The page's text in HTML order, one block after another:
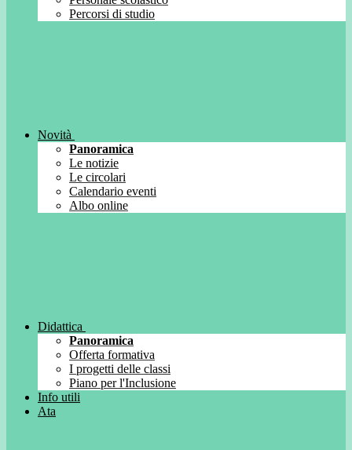
Percorsi di studio
Novità
Panoramica
Le notizie
Le circolari
Calendario eventi
Albo online
Didattica
Panoramica
Offerta formativa
I progetti delle classi
Piano per l'Inclusione
Info utili
Ata